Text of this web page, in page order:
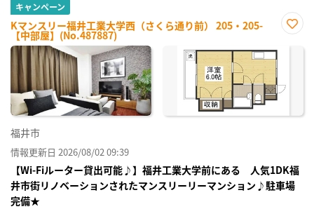
キャンペーン
Kマンスリー福井工業大学西（さくら通り前） 205・205-
【中部屋】(No.487887)
に入
福井市
情報更新日 2026/08/02 09:39
【Wi-Fiルーター貸出可能♪】福井工業大学前にある 人気1DK福
井市街リノベーションされたマンスリーリーマンション♪駐車場
完備★